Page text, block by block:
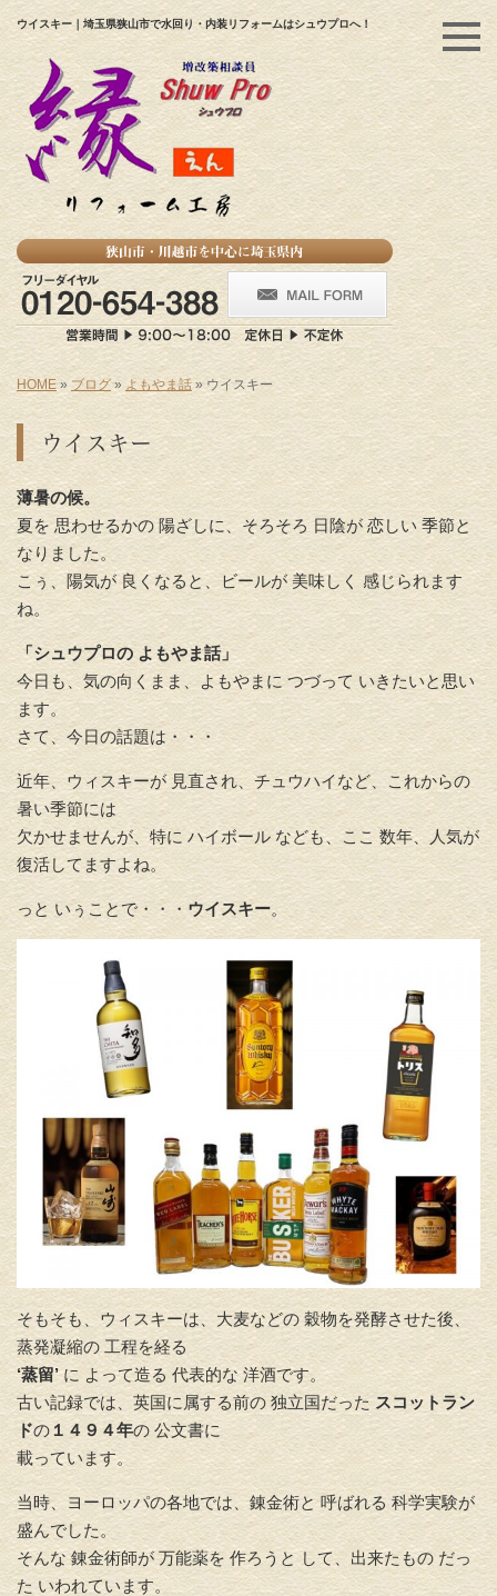
ウイスキー｜埼玉県狭山市で水回り・内装リフォームはシュウプロへ！
HOME » ブログ» よもやま話 » ウイスキー
ウイスキー
薄暑の候。
夏を 思わせるかの 陽ざしに、そろそろ 日陰が 恋しい 季節と
なりました。
こぅ、陽気が 良くなると、ビールが 美味しく 感じられます
ね。
「シュウプロの よもやま話」
今日も、気の向くまま、よもやまに つづって いきたいと思い
ます。
さて、今日の話題は・・・
近年、ウィスキーが 見直され、チュウハイなど、これからの
暑い季節には
欠かせませんが、特に ハイボール なども、ここ 数年、人気が
復活してますよね。
っと いぅことで・・・ ウイスキー。
そもそも、ウィスキーは、大麦などの 穀物を発酵させた後、
蒸発凝縮の 工程を経る
‘蒸留’に よって造る 代表的な 洋酒です。
古い記録では、英国に属する前の 独立国だったスコットラン
ドの１４９４年の 公文書に
載っています。
当時、ヨーロッパの各地では、錬金術と 呼ばれる 科学実験が
盛んでした。
そんな 錬金術師が 万能薬を 作ろうと して、出来たもの だっ
た いわれています。